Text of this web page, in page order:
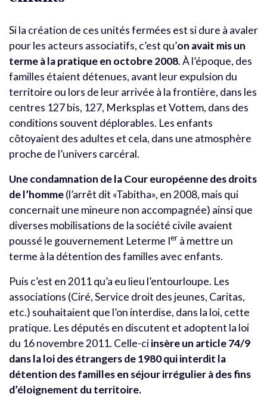
Si la création de ces unités fermées est si dure à avaler
pour les acteurs associatifs, c’est qu’on avait mis un
terme à la pratique en octobre 2008. À l’époque, des
familles étaient détenues, avant leur expulsion du
territoire ou lors de leur arrivée à la frontière, dans les
centres 127 bis, 127, Merksplas et Vottem, dans des
conditions souvent déplorables. Les enfants
côtoyaient des adultes et cela, dans une atmosphère
proche de l’univers carcéral.
Une condamnation de la Cour européenne des droits
de l’homme(l’arrêt dit «Tabitha», en 2008, mais qui
concernait une mineure non accompagnée) ainsi que
diverses mobilisations de la société civile avaient
poussé le gouvernement Leterme Ier à mettre un
terme à la détention des familles avec enfants.
Puis c’est en 2011 qu’a eu lieu l’entourloupe. Les
associations (Ciré, Service droit des jeunes, Caritas,
etc.) souhaitaient que l’on interdise, dans la loi, cette
pratique. Les députés en discutent et adoptent la loi
du 16 novembre 2011. Celle-ciinsère un article 74/9
dans la loi des étrangers de 1980 qui interdit la
détention des familles en séjour irrégulier à des fins
d’éloignement du territoire.